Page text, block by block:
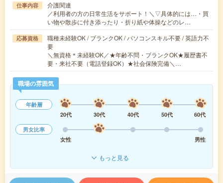
仕事内容
介護関連
／利用者の方の日常生活をサポート！＼▽具体的には…・買
い物や散歩に付き添ったり・折り紙や体操などのレ…
応募資格
職種未経験OK / ブランクOK / パソコンスキル不要 / 英語力不
要
＼無資格＊未経験OK／★年齢不問・ブランクOK★履歴書不
要・来社不要（電話登録OK）★社会保険完備＼…
職場の雰囲気
年齢層
20代
30代 40代 50代
60代
男女比率
女性
男性
もっと見る